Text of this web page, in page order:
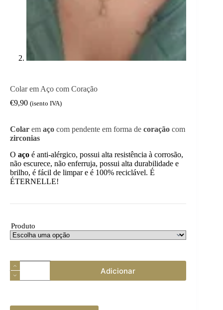
Colar em Aço com Coração
€9,90 (isento IVA)
Colar em aço com pendente em forma de coração com
zirconias
O aço é anti-alérgico, possui alta resistência à corrosão,
não escurece, não enferruja, possui alta durabilidade e
brilho, é fácil de limpar e é 100% reciclável. É
ÉTERNELLE!
Produto
Quantidade
de
Colar
com
Adicionar